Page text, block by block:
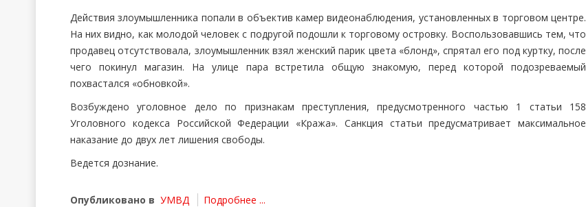
Действия злоумышленника попали в объектив камер видеонаблюдения, установленных в торговом центре.
На них видно, как молодой человек с подругой подошли к торговому островку. Воспользовавшись тем, что
продавец отсутствовала, злоумышленник взял женский парик цвета «блонд», спрятал его под куртку, после
чего покинул магазин. На улице пара встретила общую знакомую, перед которой подозреваемый
похвастался «обновкой».
Возбуждено уголовное дело по признакам преступления, предусмотренного частью 1 статьи 158
Уголовного кодекса Российской Федерации «Кража». Санкция статьи предусматривает максимальное
наказание до двух лет лишения свободы.
Ведется дознание.
Опубликовано в УМВД Подробнее ...